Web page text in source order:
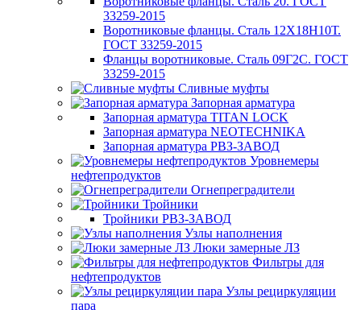
33259-2015
Воротниковые фланцы. Сталь 12Х18Н10Т.
ГОСТ 33259-2015
Фланцы воротниковые. Сталь 09Г2С. ГОСТ
33259-2015
Сливные муфты
Запорная арматура
Запорная арматура TITAN LOCK
Запорная арматура NEOTECHNIKA
Запорная арматура РВЗ-ЗАВОД
Уровнемеры
нефтепродуктов
Огнепреградители
Тройники
Тройники РВЗ-ЗАВОД
Узлы наполнения
Люки замерные ЛЗ
Фильтры для
нефтепродуктов
Узлы рециркуляции
пара